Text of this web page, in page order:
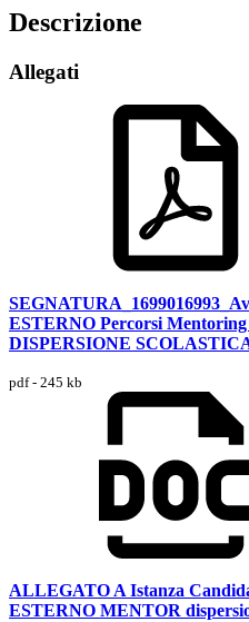
Descrizione
Allegati
ESTERNO Percorsi
DISPERSIONE
pdf - 245 kb
ALLEGATO A Istanza
ESTERNO MENTOR